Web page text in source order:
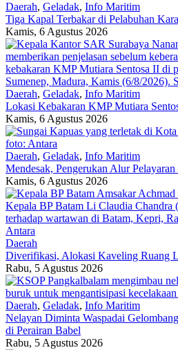
Daerah, Geladak, Info Maritim
Tiga Kapal Terbakar di Pelabuhan
Kamis, 6 Agustus 2026
Daerah, Geladak, Info Maritim
Lokasi Kebakaran KMP Mutiara
Kamis, 6 Agustus 2026
Daerah, Geladak, Info Maritim
Mendesak, Pengerukan Alur
Kamis, 6 Agustus 2026
Daerah
Diverifikasi, Alokasi Kaveling Ruang
Rabu, 5 Agustus 2026
Daerah, Geladak, Info Maritim
Nelayan Diminta Waspadai
di Perairan Babel
Rabu, 5 Agustus 2026